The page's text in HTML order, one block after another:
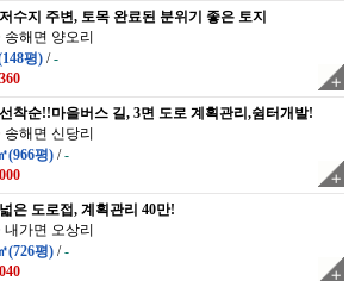
저수지 주변, 토목 완료된 분위기 좋은 토지
송해면 양오리
평) /-
선착순!!마을버스 길, 3면 도로 계획관리,쉼터개발!
송해면 신당리
(966평) /-
넓은 도로접, 계획관리 40만!
내가면 오상리
(726평) /-